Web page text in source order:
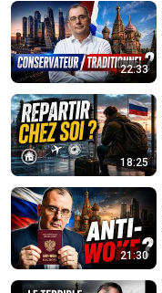
22:33
18:25
21:30